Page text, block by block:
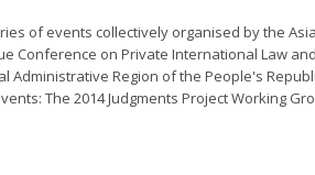
of events collectively organised by the
Conference on Private International Law
Administrative Region of the People's
The 2014 Judgments Project Working